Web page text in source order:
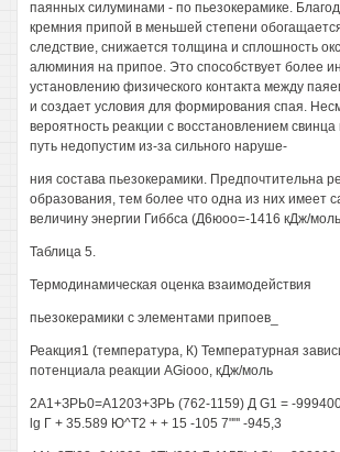
паянных силуминами - по пьезокерамике.
кремния припой в меньшей степени
следствие, снижается толщина и сплошность
алюминия на припое. Это способствует более
установлению физического контакта между
и создает условия для формирования спая.
вероятность реакции с восстановлением свинца
путь недопустим из-за сильного наруше-
ния состава пьезокерамики. Предпочтительна
образования, тем более что одна из них имеет
величину энергии Гиббса (Д6юоо=-1416 кДж/
Таблица 5.
Термодинамическая оценка взаимодействия
пьезокерамики с элементами припоев_
Реакция1 (температура, К) Температурная
потенциала реакции AGiooo, кДж/моль
2А1+ЗРЬ0=А1203+ЗРЬ (762-1159) Д G1 = -
lg Г + 35.589 Ю^Т2 + + 15 -105 7""' -945,3